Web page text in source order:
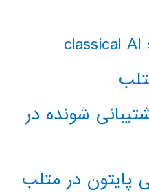
شونده در
پایتون در متلب